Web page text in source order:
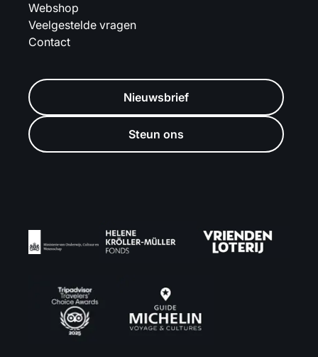
Webshop
Veelgestelde vragen
Contact
Nieuwsbrief
Steun ons